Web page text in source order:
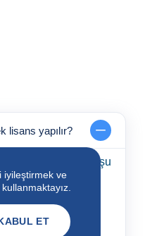
lisans yapılır?
yapmak için şu
Hazırlanması
iyileştirmek ve
ET